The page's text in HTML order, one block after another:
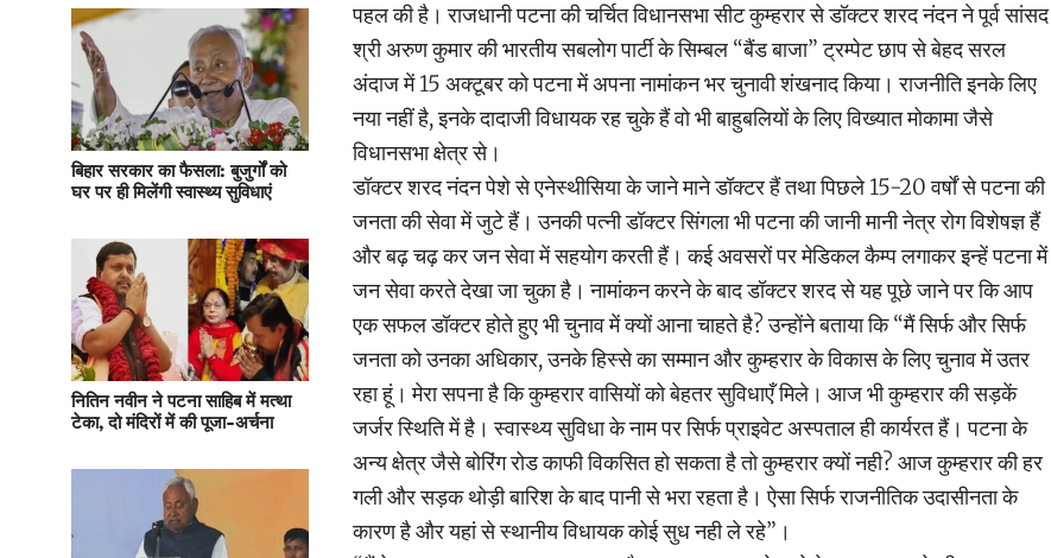
बिहार सरकार का फैसला: बुजुर्गों को
घर पर ही मिलेंगी स्वास्थ्य सुविधाएं
नितिन नवीन ने पटना साहिब में मत्था
टेका, दो मंदिरों में की पूजा-अर्चना
पहल की है। राजधानी पटना की चर्चित विधानसभा सीट कुम्हरार से डॉक्टर शरद नंदन ने पूर्व सांसद
श्री अरुण कुमार की भारतीय सबलोग पार्टी के सिम्बल “बैंड बाजा” ट्रम्पेट छाप से बेहद सरल
अंदाज में 15 अक्टूबर को पटना में अपना नामांकन भर चुनावी शंखनाद किया। राजनीति इनके लिए
नया नहीं है, इनके दादाजी विधायक रह चुके हैं वो भी बाहुबलियों के लिए विख्यात मोकामा जैसे
विधानसभा क्षेत्र से।
डॉक्टर शरद नंदन पेशे से एनेस्थीसिया के जाने माने डॉक्टर हैं तथा पिछले 15-20 वर्षों से पटना की
जनता की सेवा में जुटे हैं। उनकी पत्नी डॉक्टर सिंगला भी पटना की जानी मानी नेत्र रोग विशेषज्ञ हैं
और बढ़ चढ़ कर जन सेवा में सहयोग करती हैं। कई अवसरों पर मेडिकल कैम्प लगाकर इन्हें पटना में
जन सेवा करते देखा जा चुका है। नामांकन करने के बाद डॉक्टर शरद से यह पूछे जाने पर कि आप
एक सफल डॉक्टर होते हुए भी चुनाव में क्यों आना चाहते है? उन्होंने बताया कि “मैं सिर्फ और सिर्फ
जनता को उनका अधिकार, उनके हिस्से का सम्मान और कुम्हरार के विकास के लिए चुनाव में उतर
रहा हूं। मेरा सपना है कि कुम्हरार वासियों को बेहतर सुविधाएँ मिले। आज भी कुम्हरार की सड़कें
जर्जर स्थिति में है। स्वास्थ्य सुविधा के नाम पर सिर्फ प्राइवेट अस्पताल ही कार्यरत हैं। पटना के
अन्य क्षेत्र जैसे बोरिंग रोड काफी विकसित हो सकता है तो कुम्हरार क्यों नही? आज कुम्हरार की हर
गली और सड़क थोड़ी बारिश के बाद पानी से भरा रहता है। ऐसा सिर्फ राजनीतिक उदासीनता के
कारण है और यहां से स्थानीय विधायक कोई सुध नही ले रहे”।